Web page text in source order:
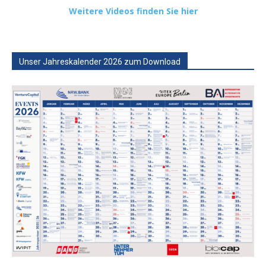
Weitere Videos finden Sie hier
Unser Jahreskalender 2026 zum Download